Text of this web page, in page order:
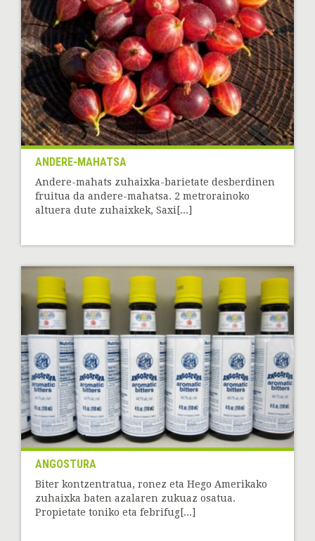
ANDERE-MAHATSA
Andere-mahats zuhaixka-barietate desberdinen
fruitua da andere-mahatsa. 2 metrorainoko
altuera dute zuhaixkek, Saxi[...]
ANGOSTURA
Biter kontzentratua, ronez eta Hego Amerikako
zuhaixka baten azalaren zukuaz osatua.
Propietate toniko eta febrifug[...]